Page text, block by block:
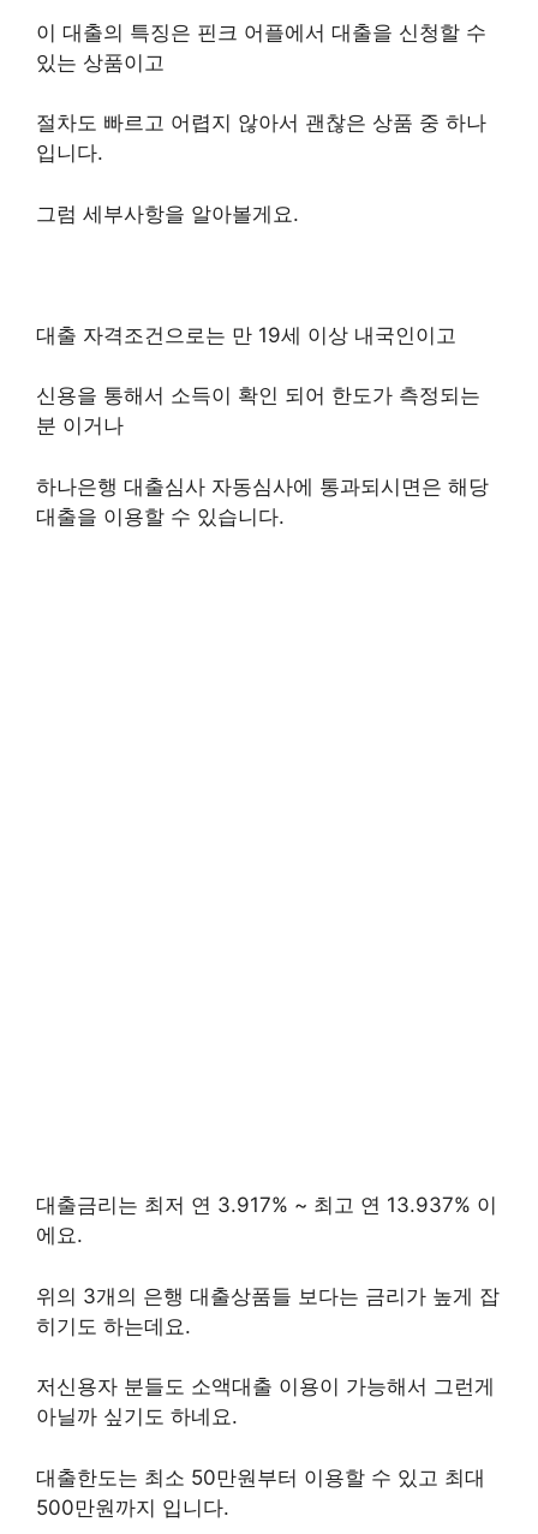
이 대출의 특징은 핀크 어플에서 대출을 신청할 수
있는 상품이고
절차도 빠르고 어렵지 않아서 괜찮은 상품 중 하나
입니다.
그럼 세부사항을 알아볼게요.
대출 자격조건으로는 만 19세 이상 내국인이고
신용을 통해서 소득이 확인 되어 한도가 측정되는
분 이거나
하나은행 대출심사 자동심사에 통과되시면은 해당
대출을 이용할 수 있습니다.
대출금리는 최저 연 3.917% ~ 최고 연 13.937% 이
에요.
위의 3개의 은행 대출상품들 보다는 금리가 높게 잡
히기도 하는데요.
저신용자 분들도 소액대출 이용이 가능해서 그런게
아닐까 싶기도 하네요.
대출한도는 최소 50만원부터 이용할 수 있고 최대
500만원까지 입니다.